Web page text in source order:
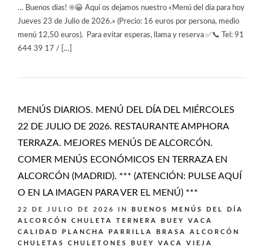
… Buenos días! ☀️😀 Aquí os dejamos nuestro «Menú del día para hoy
Jueves 23 de Julio de 2026.» (Precio: 16 euros por persona, medio
menú 12,50 euros). Para evitar esperas, llama y reserva ✅📞 Tel: 91
644 39 17 / […]
MENÚS DIARIOS. MENÚ DEL DÍA DEL MIÉRCOLES
22 DE JULIO DE 2026. RESTAURANTE AMPHORA
TERRAZA. MEJORES MENÚS DE ALCORCÓN.
COMER MENÚS ECONÓMICOS EN TERRAZA EN
ALCORCÓN (MADRID). *** (ATENCIÓN: PULSE AQUÍ
O EN LA IMAGEN PARA VER EL MENÚ) ***
22 DE JULIO DE 2026 IN
BUENOS MENÚS DEL DÍA
ALCORCÓN
CHULETA TERNERA BUEY VACA
CALIDAD PLANCHA PARRILLA BRASA ALCORCÓN
CHULETAS CHULETONES BUEY VACA VIEJA